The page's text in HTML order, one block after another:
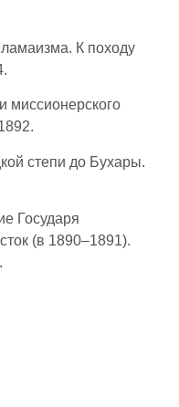
К походу
миссионерского
степи до Бухары.
Государя
(в 1890–1891).